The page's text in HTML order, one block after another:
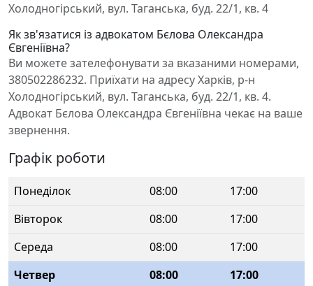
Холодногірський, вул. Таганська, буд. 22/1, кв. 4
Як зв'язатися із адвокатом Бєлова Олександра
Євгеніївна?
Ви можете зателефонувати за вказаними номерами,
380502286232. Приїхати на адресу Харків, р-н
Холодногірський, вул. Таганська, буд. 22/1, кв. 4.
Адвокат Бєлова Олександра Євгеніївна чекає на ваше
звернення.
Графік роботи
Понеділок 08:00
17:00
Вівторок
08:00
17:00
Середа
08:00
17:00
Четвер
08:00
17:00